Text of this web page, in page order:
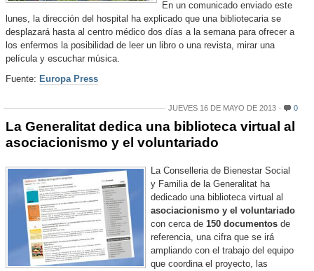
En un comunicado enviado este
lunes, la dirección del hospital ha explicado que una bibliotecaria se
desplazará hasta al centro médico dos días a la semana para ofrecer a
los enfermos la posibilidad de leer un libro o una revista, mirar una
película y escuchar música.
Fuente: Europa Press
JUEVES 16 DE MAYO DE 2013 0
La Generalitat dedica una biblioteca virtual al
asociacionismo y el voluntariado
La Conselleria de Bienestar Social
y Familia de la Generalitat ha
dedicado una biblioteca virtual al
asociacionismo y el voluntariado
con cerca de 150 documentos de
referencia, una cifra que se irá
ampliando con el trabajo del equipo
que coordina el proyecto, las